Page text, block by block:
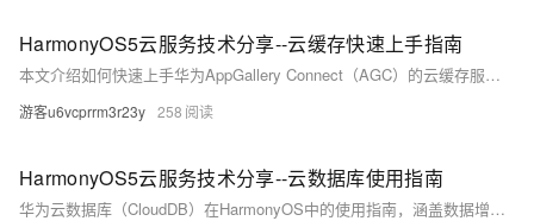
HarmonyOS5云服务技术分享--云缓存快速上手指南
本文介绍如何快速上手华为AppGallery Connect（AGC）的云缓存服务，涵盖信息获取、代码实战及避坑指南。首先详解云缓存的基础信息与密码管理，接着分别演示Node.js和Java的接入方式，包括原生Jedis、RedisTemplate及Spring Boot自动装配三种方案。最后总结常见问题与优化建议，助你实现高效缓存接入。
游客u6vcprrm3r23y 258
HarmonyOS5云服务技术分享--云数据库使用指南
华为云数据库（CloudDB）在HarmonyOS中的使用指南，涵盖数据增删改查及高级查询功能。通过简单API实现数据持久化、实时同步与加密存储，支持批量操作和复杂查询优化。本文提供代码示例与最佳实践，助你高效管理应用数据。快来动手实践吧！